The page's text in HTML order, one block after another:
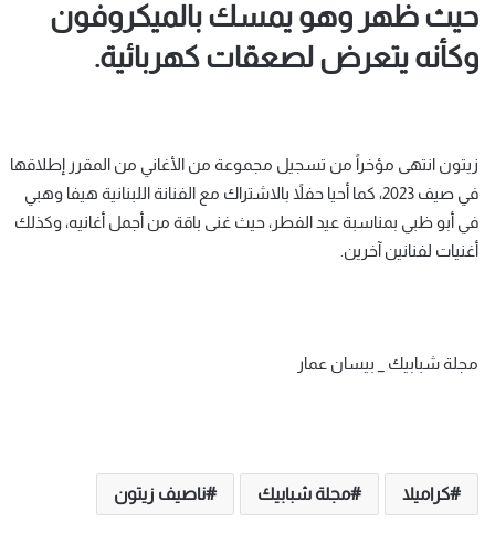
حيث ظهر وهو يمسك بالميكروفون
وكأنه يتعرض لصعقات كهربائية.
زيتون انتهى مؤخراً من تسجيل مجموعة من الأغاني من المقرر إطلاقها
في صيف 2023، كما أحيا حفلاً بالاشتراك مع الفنانة اللبنانية هيفا وهبي
في أبو ظبي بمناسبة عيد الفطر، حيث غنى باقة من أجمل أغانيه، وكذلك
أغنيات لفنانين آخرين.
مجلة شبابيك _ بيسان عمار
كراميلا مجلة شبابيك ناصيف زيتون